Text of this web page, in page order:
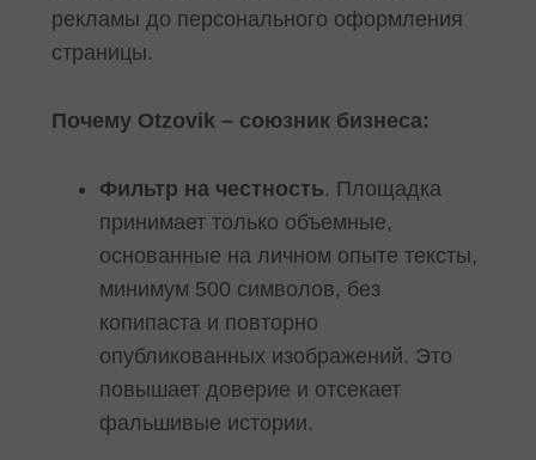
рекламы до персонального оформления
страницы.
Почему Otzovik – союзник бизнеса:
Фильтр на честность. Площадка
принимает только объемные,
основанные на личном опыте тексты,
минимум 500 символов, без
копипаста и повторно
опубликованных изображений. Это
повышает доверие и отсекает
фальшивые истории.